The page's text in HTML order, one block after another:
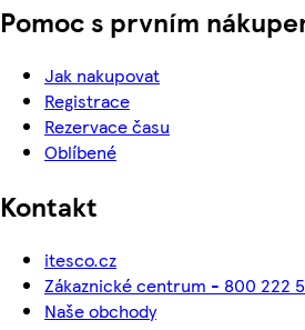
Pomoc s prvním
Jak nakupovat
Registrace
Rezervace času
Oblíbené
Kontakt
itesco.cz
Zákaznické centrum - 800 222
Naše obchody